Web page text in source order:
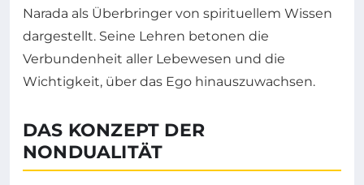
Narada als Überbringer von spirituellem Wissen
dargestellt. Seine Lehren betonen die
Verbundenheit aller Lebewesen und die
Wichtigkeit, über das Ego hinauszuwachsen.
DAS KONZEPT DER
NONDUALITÄT